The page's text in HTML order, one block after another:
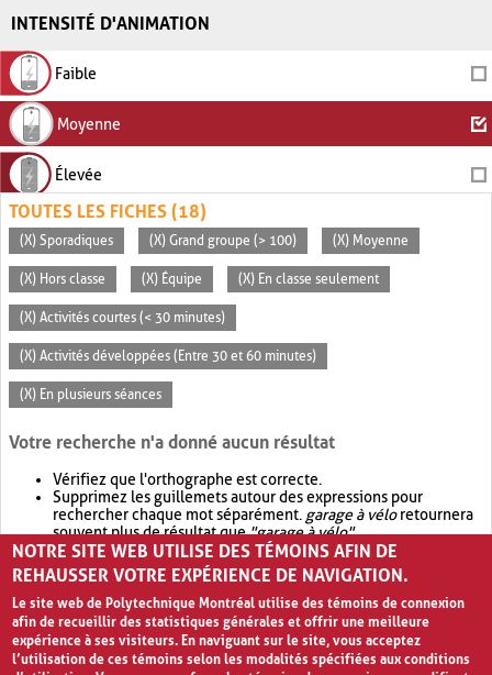
INTENSITÉ D'ANIMATION
Faible
Moyenne
Élevée
TOUTES LES FICHES (18)
(X) Sporadiques (X) Grand groupe (> 100) (X) Moyenne
(X) Hors classe (X) Équipe (X) En classe seulement
(X) Activités courtes (< 30 minutes)
(X) Activités développées (Entre 30 et 60 minutes)
(X) En plusieurs séances
Votre recherche n'a donné aucun résultat
Vérifiez que l'orthographe est correcte.
Supprimez les guillemets autour des expressions pour
rechercher chaque mot séparément. garage à véloretournera
souvent plus de résultat que"garage à vélo".
Envisagez d'élargir votre recherche avec OR.garage OR vélo
retournera souvent plus de résultat quegarage à vélo
NOTRE SITE WEB UTILISE DES TÉMOINS AFIN DE
REHAUSSER VOTRE EXPÉRIENCE DE NAVIGATION.
Le site web de Polytechnique Montréal utilise des témoins de connexion
afin de recueillir des statistiques générales et offrir une meilleure
expérience à ses visiteurs. En naviguant sur le site, vous acceptez
l’utilisation de ces témoins selon les modalités spécifiées aux conditions